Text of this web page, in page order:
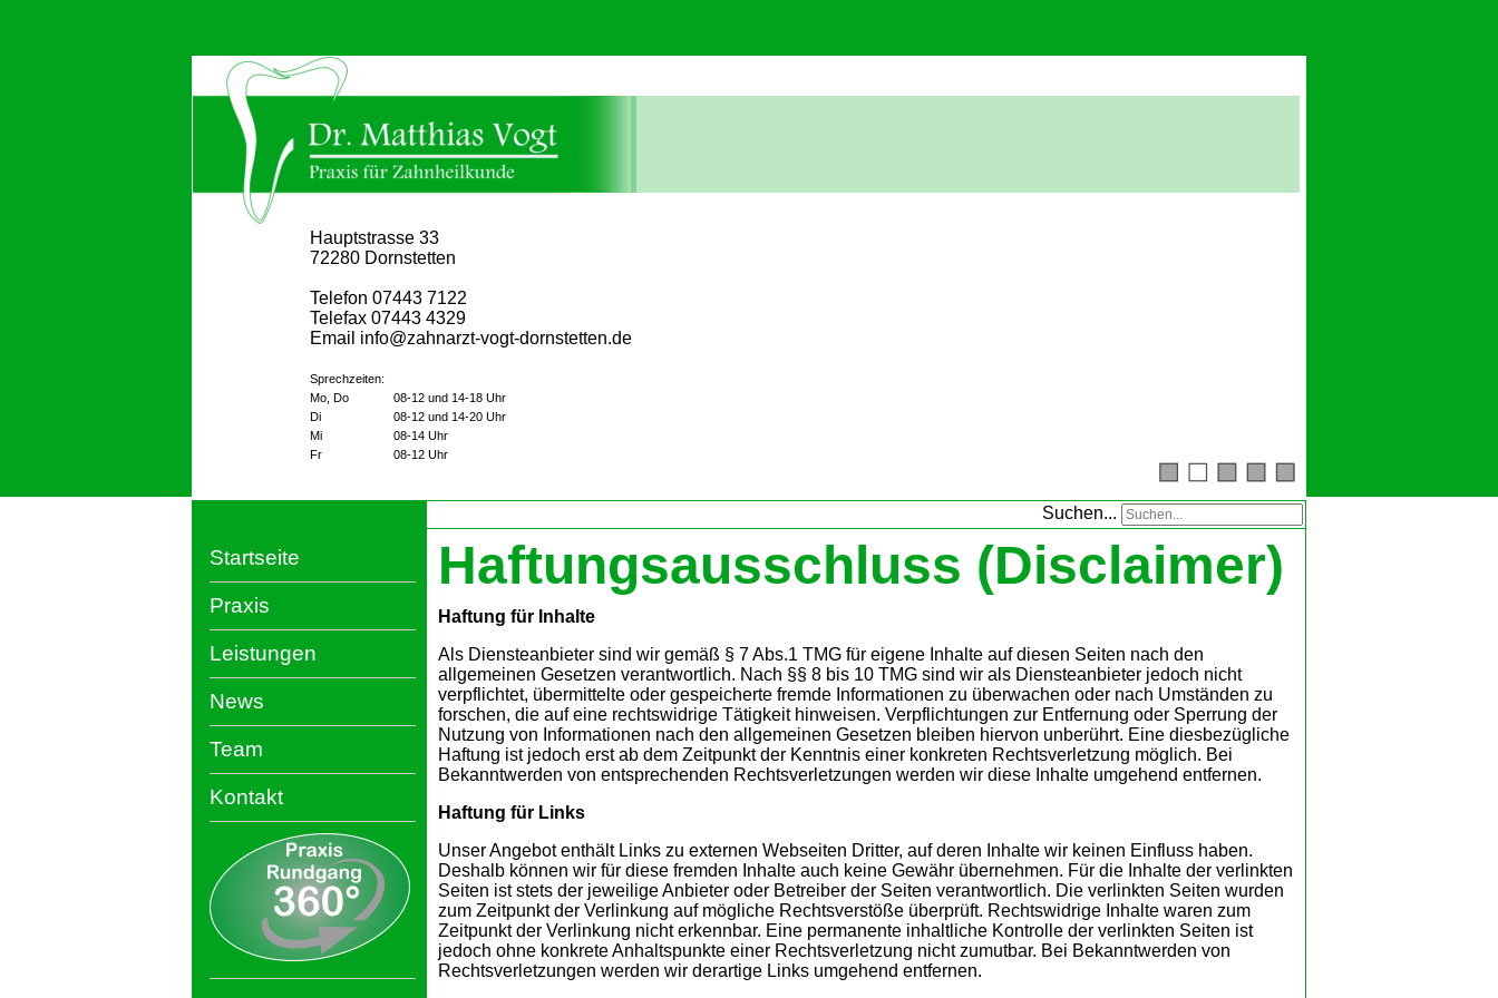
Hauptstrasse 33
72280 Dornstetten
Telefon 07443 7122
Telefax 07443 4329
Email info@zahnarzt-vogt-dornstetten.de
Sprechzeiten:
Mo, Do
08-12 und 14-18 Uhr
Di
08-12 und 14-20 Uhr
Mi
08-14 Uhr
Fr
08-12 Uhr
Startseite
Praxis
Leistungen
News
Team
Kontakt
Suchen...
Haftungsausschluss (Disclaimer)
Haftung für Inhalte
Als Diensteanbieter sind wir gemäß § 7 Abs.1 TMG für eigene Inhalte auf diesen Seiten nach den
allgemeinen Gesetzen verantwortlich. Nach §§ 8 bis 10 TMG sind wir als Diensteanbieter jedoch nicht
verpflichtet, übermittelte oder gespeicherte fremde Informationen zu überwachen oder nach Umständen zu
forschen, die auf eine rechtswidrige Tätigkeit hinweisen. Verpflichtungen zur Entfernung oder Sperrung der
Nutzung von Informationen nach den allgemeinen Gesetzen bleiben hiervon unberührt. Eine diesbezügliche
Haftung ist jedoch erst ab dem Zeitpunkt der Kenntnis einer konkreten Rechtsverletzung möglich. Bei
Bekanntwerden von entsprechenden Rechtsverletzungen werden wir diese Inhalte umgehend entfernen.
Haftung für Links
Unser Angebot enthält Links zu externen Webseiten Dritter, auf deren Inhalte wir keinen Einfluss haben.
Deshalb können wir für diese fremden Inhalte auch keine Gewähr übernehmen. Für die Inhalte der verlinkten
Seiten ist stets der jeweilige Anbieter oder Betreiber der Seiten verantwortlich. Die verlinkten Seiten wurden
zum Zeitpunkt der Verlinkung auf mögliche Rechtsverstöße überprüft. Rechtswidrige Inhalte waren zum
Zeitpunkt der Verlinkung nicht erkennbar. Eine permanente inhaltliche Kontrolle der verlinkten Seiten ist
jedoch ohne konkrete Anhaltspunkte einer Rechtsverletzung nicht zumutbar. Bei Bekanntwerden von
Rechtsverletzungen werden wir derartige Links umgehend entfernen.